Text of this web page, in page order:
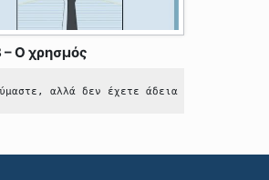
Ο χρησμός
αλλά δεν έχετε άδεια να δείτε αυτό